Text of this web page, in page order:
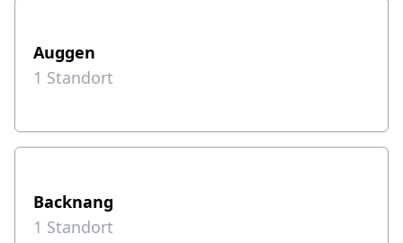
Auggen
1 Standort
Backnang
1 Standort